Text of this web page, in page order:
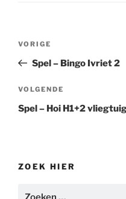
Vorig
bericht
VORIGE
Spel – Bingo Ivriet 2
Volgend
bericht
VOLGENDE
Spel – Hoi H1+2
ZOEK HIER